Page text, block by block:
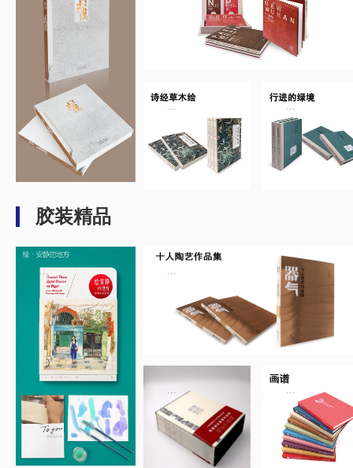
... ...
胶装精品
... ...
... ...